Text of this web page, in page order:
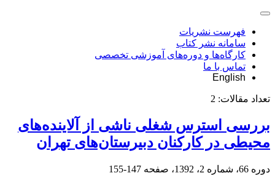
فهرست نشریات
سامانه نشر کتاب
کارگاه‌ها و دوره‌های آموزشی تخصصی
تماس با ما
English
تعداد مقالات: 2
بررسی استرس شغلی ناشی از آلاینده‌های
محیطی در کارکنان دبیرستان‌های تهران
دوره 66، شماره 2، 1392، صفحه 147-155